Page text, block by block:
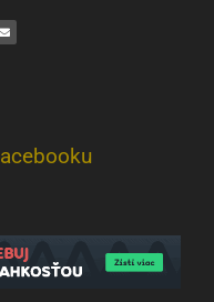
e
l